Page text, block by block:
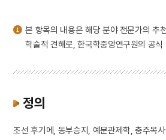
본 항목의 내용은 해당 분야 전문가의 추
학술적 견해로, 한국학중앙연구원의 공
정의
조선 후기에, 동부승지, 예문관제학, 충주목